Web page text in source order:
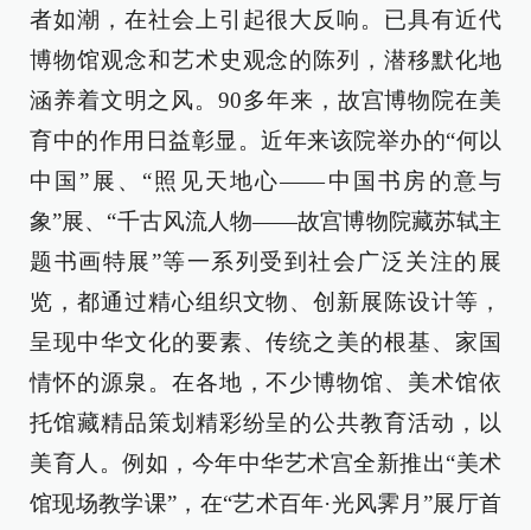
者如潮，在社会上引起很大反响。已具有近代
博物馆观念和艺术史观念的陈列，潜移默化地
涵养着文明之风。90多年来，故宫博物院在美
育中的作用日益彰显。近年来该院举办的“何以
中国”展、“照见天地心——中国书房的意与
象”展、“千古风流人物——故宫博物院藏苏轼主
题书画特展”等一系列受到社会广泛关注的展
览，都通过精心组织文物、创新展陈设计等，
呈现中华文化的要素、传统之美的根基、家国
情怀的源泉。在各地，不少博物馆、美术馆依
托馆藏精品策划精彩纷呈的公共教育活动，以
美育人。例如，今年中华艺术宫全新推出“美术
馆现场教学课”，在“艺术百年·光风霁月”展厅首